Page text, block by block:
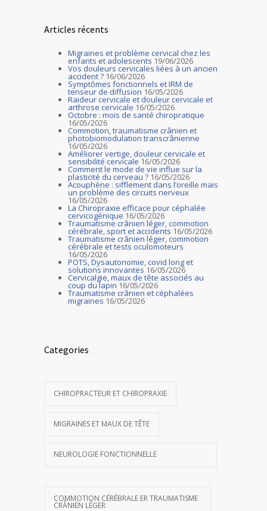
Articles récents
Migraines et problème cervical chez les
enfants et adolescents 19/06/2026
Vos douleurs cervicales liées à un ancien
accident ? 16/06/2026
Symptômes fonctionnels et IRM de
tenseur de diffusion 16/05/2026
Raideur cervicale et douleur cervicale et
arthrose cervicale 16/05/2026
Octobre : mois de santé chiropratique
16/05/2026
Commotion, traumatisme crânien et
photobiomodulation transcrânienne
16/05/2026
Améliorer vertige, douleur cervicale et
sensibilité cervicale 16/05/2026
Comment le mode de vie influe sur la
plasticité du cerveau ? 16/05/2026
Acouphène : sifflement dans l’oreille mais
un problème des circuits nerveux
16/05/2026
La Chiropraxie efficace pour céphalée
cervicogénique 16/05/2026
Traumatisme crânien léger, commotion
cérébrale, sport et accidents 16/05/2026
Traumatisme crânien léger, commotion
cérébrale et tests oculomoteurs
16/05/2026
POTS, Dysautonomie, covid long et
solutions innovantes 16/05/2026
Cervicalgie, maux de tête associés au
coup du lapin 16/05/2026
Traumatisme crânien et céphalées
migraines 16/05/2026
Categories
CHIROPRACTEUR ET CHIROPRAXIE
MIGRAINES ET MAUX DE TÊTE
NEUROLOGIE FONCTIONNELLE
COMMOTION CÉRÉBRALE ER TRAUMATISME
CRÂNIEN LÉGER